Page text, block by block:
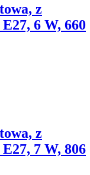
z
6 W, 660
z
7 W, 806